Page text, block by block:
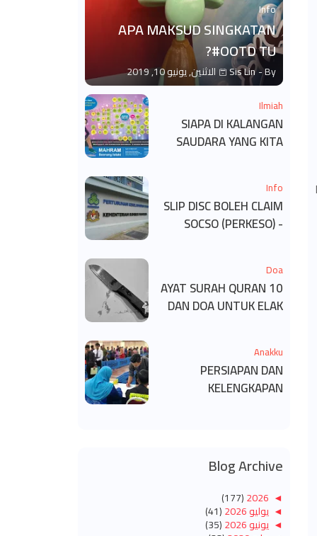
Info
APA MAKSUD SINGKATAN
#OOTD TU?
By -
Sis Lin الاثنين, يونيو 10, 2019
Ilmiah
SIAPA DI KALANGAN
SAUDARA YANG KITA
Info
SLIP DISC BOLEH CLAIM
SOCSO (PERKESO) -
Doa
10 AYAT SURAH QURAN
DAN DOA UNTUK ELAK
Anakku
PERSIAPAN DAN
KELENGKAPAN
Blog Archive
◄
2026
(177)
◄يوليو 2026 (41)
◄يونيو 2026 (35)